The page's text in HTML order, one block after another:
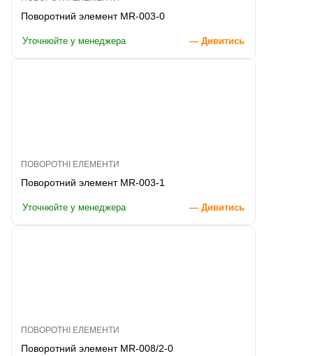
Поворотний элемент MR-003-0
Уточнюйте у менеджера — Дивитись
ПОВОРОТНІ ЕЛЕМЕНТИ
Поворотний элемент MR-003-1
Уточнюйте у менеджера — Дивитись
ПОВОРОТНІ ЕЛЕМЕНТИ
Поворотний элемент MR-008/2-0